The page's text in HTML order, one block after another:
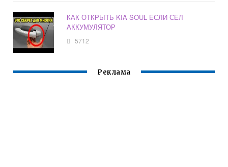
КАК ОТКРЫТЬ KIA SOUL ЕСЛИ СЕЛ
АККУМУЛЯТОР
5712
Реклама